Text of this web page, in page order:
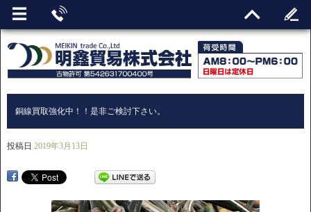
銅線買取強化中！！是非ご検討下さい。
投稿日 2019年3月13日